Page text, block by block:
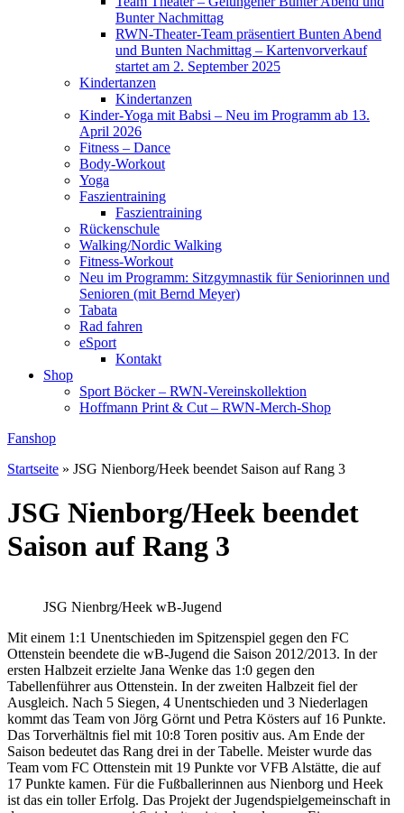
Bunter Nachmittag
RWN-Theater-Team präsentiert Bunten Abend
und Bunten Nachmittag – Kartenvorverkauf
startet am 2. September 2025
Kindertanzen
Kindertanzen
Kinder-Yoga mit Babsi – Neu im Programm ab 13.
April 2026
Fitness – Dance
Body-Workout
Yoga
Faszientraining
Faszientraining
Rückenschule
Walking/Nordic Walking
Fitness-Workout
Neu im Programm: Sitzgymnastik für Seniorinnen und
Senioren (mit Bernd Meyer)
Tabata
Rad fahren
eSport
Kontakt
Shop
Sport Böcker – RWN-Vereinskollektion
Hoffmann Print & Cut – RWN-Merch-Shop
Fanshop
Startseite » JSG Nienborg/Heek beendet Saison auf Rang 3
JSG Nienborg/Heek beendet
Saison auf Rang 3
JSG Nienbrg/Heek wB-Jugend
Mit einem 1:1 Unentschieden im Spitzenspiel gegen den FC
Ottenstein beendete die wB-Jugend die Saison 2012/2013. In der
ersten Halbzeit erzielte Jana Wenke das 1:0 gegen den
Tabellenführer aus Ottenstein. In der zweiten Halbzeit fiel der
Ausgleich. Nach 5 Siegen, 4 Unentschieden und 3 Niederlagen
kommt das Team von Jörg Görnt und Petra Kösters auf 16 Punkte.
Das Torverhältnis fiel mit 10:8 Toren positiv aus. Am Ende der
Saison bedeutet das Rang drei in der Tabelle. Meister wurde das
Team vom FC Ottenstein mit 19 Punkte vor VFB Alstätte, die auf
17 Punkte kamen. Für die Fußballerinnen aus Nienborg und Heek
ist das ein toller Erfolg. Das Projekt der Jugendspielgemeinschaft in